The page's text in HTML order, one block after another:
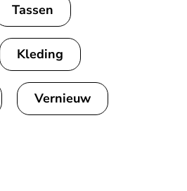
Tassen
Kleding
Vernieuw